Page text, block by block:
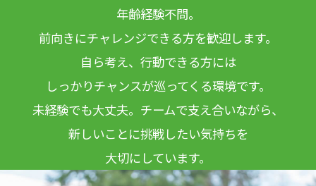
年齢経験不問。
前向きにチャレンジできる方を歓迎します。
自ら考え、行動できる方には
しっかりチャンスが巡ってくる環境です。
未経験でも大丈夫。チームで支え合いながら、
新しいことに挑戦したい気持ちを
大切にしています。